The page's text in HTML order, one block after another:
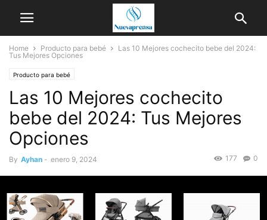
Home Producto para bebé
Las 10 Mejores cochecito bebe del 2024:
Tus Mejores Opciones
Producto para bebé
Las 10 Mejores cochecito
bebe del 2024: Tus Mejores
Opciones
By Ayhan - enero 9, 2024 0
177